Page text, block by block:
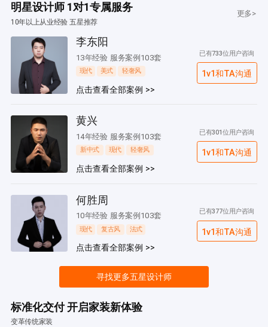
明星设计师 1对1专属服务
10年以上从业经验 五星推荐
更多>
李东阳
13年经验 服务案例103套
现代 美式 轻奢风
点击查看全部案例 >>
已有733位用户咨询
1v1和TA沟通
黄兴
14年经验 服务案例103套
新中式 现代 轻奢风
点击查看全部案例 >>
已有301位用户咨询
1v1和TA沟通
何胜周
10年经验 服务案例103套
现代 复古风 法式
点击查看全部案例 >>
已有377位用户咨询
1v1和TA沟通
寻找更多五星设计师
标准化交付 开启家装新体验
变革传统家装